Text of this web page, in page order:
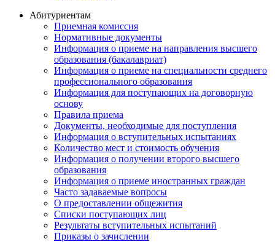
Абитуриентам
Приемная комиссия
Нормативные документы
Информация о приеме на направления высшего
образования (бакалавриат)
Информация о приеме на специальности среднего
профессионального образования
Информация для поступающих на договорную
основу
Правила приема
Документы, необходимые для поступления
Информация о вступительных испытаниях
Количество мест и стоимость обучения
Информация о получении второго высшего
образования
Информация о приеме иностранных граждан
Часто задаваемые вопросы
О предоставлении общежития
Списки поступающих лиц
Результаты вступительных испытаний
Приказы о зачислении